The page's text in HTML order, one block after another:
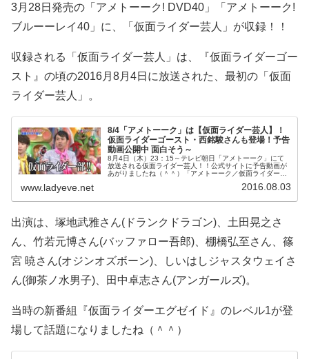
3月28日発売の「アメトーーク! DVD40」「アメトーーク!
ブルーーレイ40」に、「仮面ライダー芸人」が収録！！
収録される「仮面ライダー芸人」は、『仮面ライダーゴー
スト』の頃の2016月8月4日に放送された、最初の「仮面
ライダー芸人」。
8/4「アメトーーク」は【仮面ライダー芸人】！
仮面ライダーゴースト・西銘駿さんも登場！予告
動画公開中 面白そう～
8月4日（木）23：15～テレビ朝日「アメトーーク」にて
放送される仮面ライダー芸人！！公式サイトに予告動画が
あがりましたね（＾＾）「アメトーーク／仮面ライダー芸
www.ladyeve.net 2016.08.03
出演は、塚地武雅さん(ドランクドラゴン)、土田晃之さ
ん、竹若元博さん(バッファロー吾郎)、棚橋弘至さん、篠
宮 暁さん(オジンオズボーン)、しいはしジャスタウェイさ
ん(御茶ノ水男子)、田中卓志さん(アンガールズ)。
当時の新番組『仮面ライダーエグゼイド』のレベル1が登
場して話題になりましたね（＾＾）